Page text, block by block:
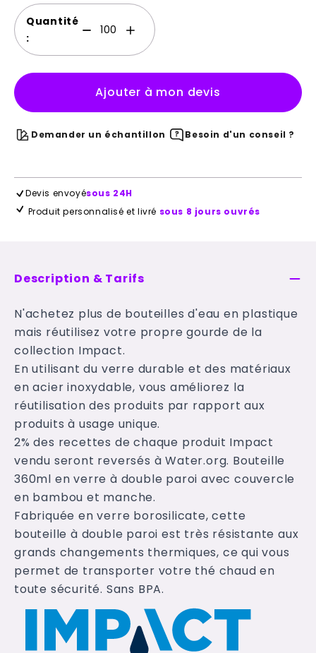
Quantité
:
Ajouter à mon devis
Demander un échantillon Besoin d'un conseil ?
Devis envoyésous 24H
Produit personnalisé et livré sous 8 jours ouvrés
Description & Tarifs
N'achetez plus de bouteilles d'eau en plastique
mais réutilisez votre propre gourde de la
collection Impact.
En utilisant du verre durable et des matériaux
en acier inoxydable, vous améliorez la
réutilisation des produits par rapport aux
produits à usage unique.
2% des recettes de chaque produit Impact
vendu seront reversés à Water.org. Bouteille
360ml en verre à double paroi avec couvercle
en bambou et manche.
Fabriquée en verre borosilicate, cette
bouteille à double paroi est très résistante aux
grands changements thermiques, ce qui vous
permet de transporter votre thé chaud en
toute sécurité. Sans BPA.